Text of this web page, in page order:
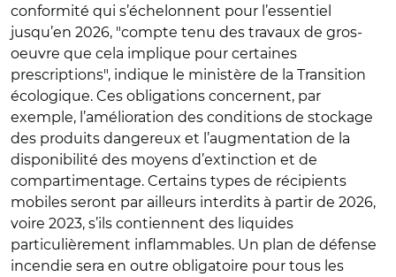
conformité qui s’échelonnent pour l’essentiel
jusqu’en 2026, "compte tenu des travaux de gros-
oeuvre que cela implique pour certaines
prescriptions", indique le ministère de la Transition
écologique. Ces obligations concernent, par
exemple, l’amélioration des conditions de stockage
des produits dangereux et l’augmentation de la
disponibilité des moyens d’extinction et de
compartimentage. Certains types de récipients
mobiles seront par ailleurs interdits à partir de 2026,
voire 2023, s’ils contiennent des liquides
particulièrement inflammables. Un plan de défense
incendie sera en outre obligatoire pour tous les